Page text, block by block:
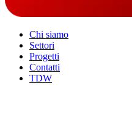
Chi siamo
Settori
Progetti
Contatti
TDW